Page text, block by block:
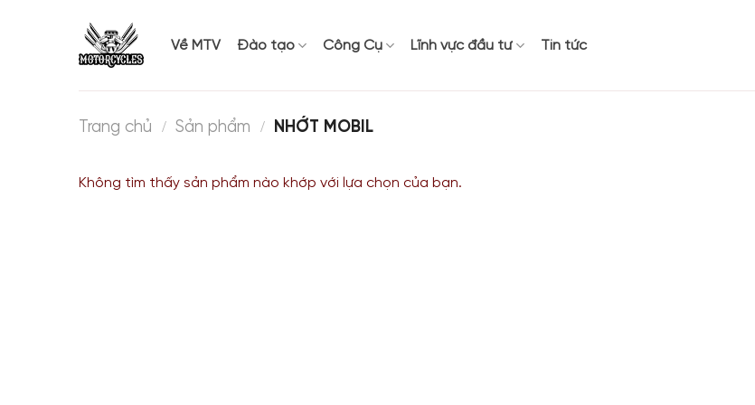
Về MTV Đào tạo Công Cụ Lĩnh vực đầu tư Tin tức
Trang chủ / Sản phẩm / NHỚT MOBIL
Không tìm thấy sản phẩm nào khớp với lựa chọn của bạn.